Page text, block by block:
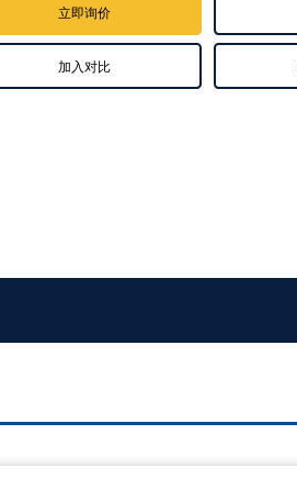
立即询价
加入对比